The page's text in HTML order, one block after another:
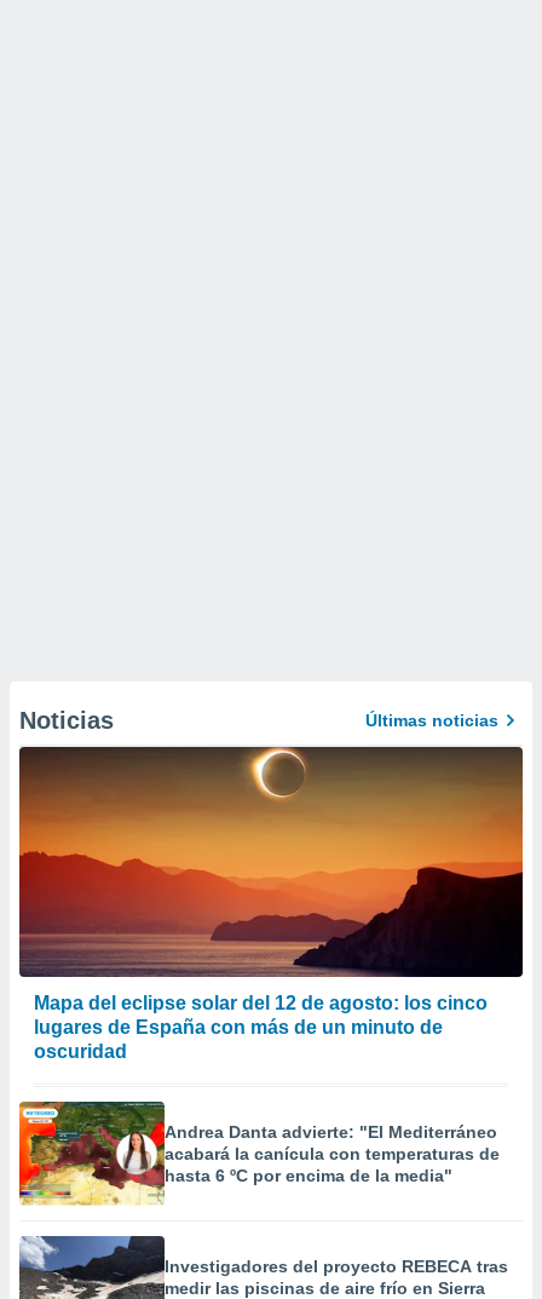
Noticias Últimas noticias
Mapa del eclipse solar del 12 de agosto: los cinco
lugares de España con más de un minuto de
oscuridad
Andrea Danta advierte: "El Mediterráneo
acabará la canícula con temperaturas de
hasta 6 ºC por encima de la media"
Investigadores del proyecto REBECA tras
medir las piscinas de aire frío en Sierra